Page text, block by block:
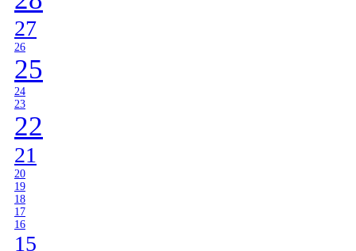
27
26
25
24
23
22
21
20
19
18
17
16
15